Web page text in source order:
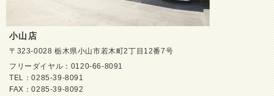
小山店
〒323-0028 栃木県小山市若木町2丁目12番7号
フリーダイヤル：0120-66-8091
TEL：0285-39-8091
FAX：0285-39-8092